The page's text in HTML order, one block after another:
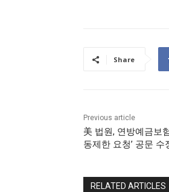
Share
Previous article
美 법원, 연방예금보
동제한 요청’ 공문 수
RELATED ARTICLES